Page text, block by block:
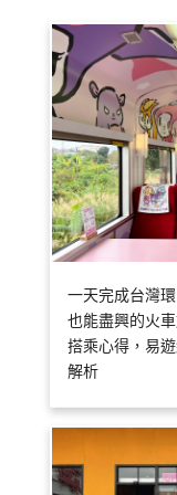
一天完成台灣
也能盡興的火
搭乘心得，易
解析